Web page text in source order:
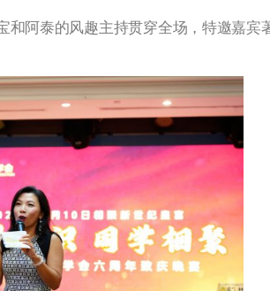
阿泰的风趣主持贯穿全场，特邀嘉宾